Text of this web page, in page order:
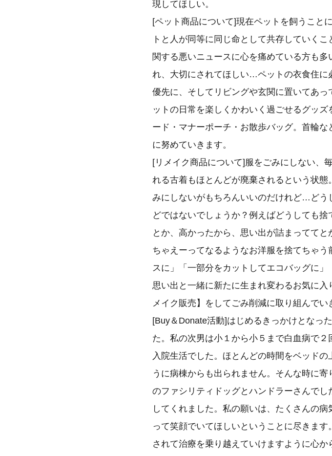
現してほしい。
[ペット商品について]現在ペットを飼うこと
トと人が同等に同じ命として共存していく
関する悪いニュースに心を痛めている方も
れ、大切にされてほしい…ペットの衣食住に
優先に、そしてリビングや玄関に置いてあ
ットの日常を楽しくかわいく過ごせるグッ
ード・マナーポーチ・お散歩バッグ。首輪
に努めていきます。
[リメイク商品について]服をごみにしない、
れる古着もほとんどが廃棄されるという状
みにしないがもちろんいいのだけれど…どう
どではないでしょうか？例えばどうしても
とか、高かったから、思い出が詰まってて
ちゃえーってなるようなお洋服を捨てちゃ
スに」「一部分をカットしてエコバッグに」
思い出と一緒に新たに生まれ変わるお気に
メイク販売】をしてごみ削減に取り組んでい
[Buy＆Donate活動]はじめるきっかけとなっ
た。私の次男は小１から小５まで白血病で
入院生活でした。ほとんどの時間をベッド
うに病棟からも出られません。そんな時に
のファシリティドッグとハンドラーさんで
してくれました。私の願いは、たくさんの
って笑顔でいてほしいということに尽きま
されて治療を乗り越えていけますように心